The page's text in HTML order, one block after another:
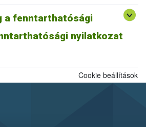
a fenntarthatósági
nyilatkozat
nyilatkozatnak minősül a
ahogyan egy ISCC farm nyilatkozat is,
rendszer szerinti fenntarthatósági
Cookie beállítások